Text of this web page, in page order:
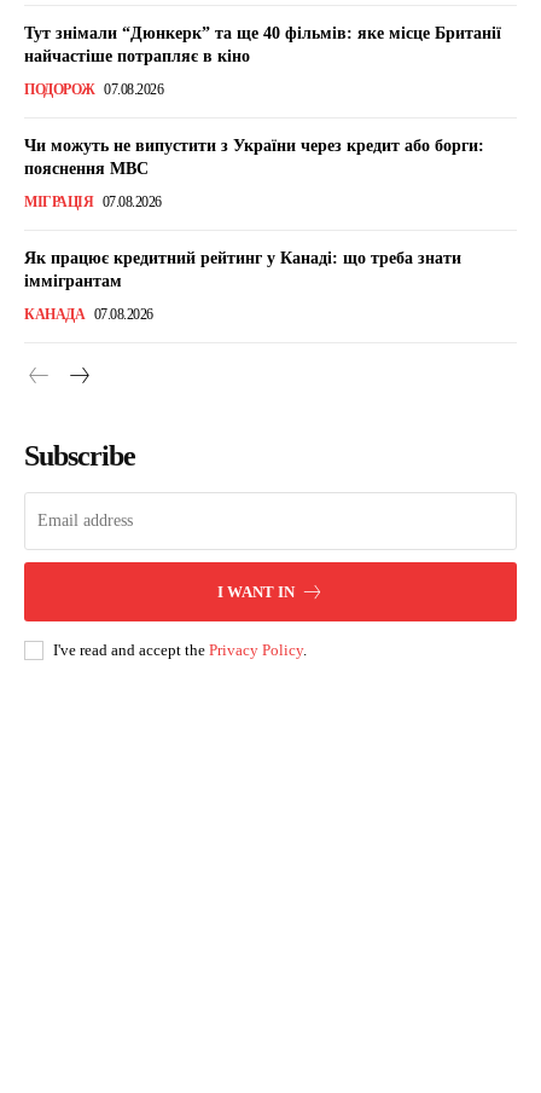
Тут знімали “Дюнкерк” та ще 40 фільмів: яке місце Британії
найчастіше потрапляє в кіно
ПОДОРОЖ 07.08.2026
Чи можуть не випустити з України через кредит або борги:
пояснення МВС
МІГРАЦІЯ 07.08.2026
Як працює кредитний рейтинг у Канаді: що треба знати
іммігрантам
КАНАДА 07.08.2026
Subscribe
I WANT IN
I've read and accept the Privacy Policy.